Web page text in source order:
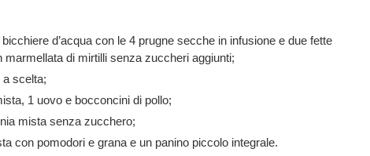
d’acqua con le 4 prugne secche in infusione e due fette
marmellata di mirtilli senza zuccheri aggiunti;
a scelta;
1 uovo e bocconcini di pollo;
mista senza zucchero;
con pomodori e grana e un panino piccolo integrale.